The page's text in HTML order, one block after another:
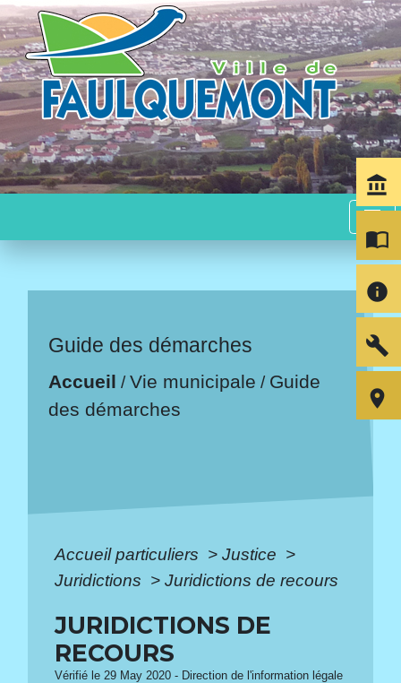
menu
Guide des démarches
Accueil /Vie municipale / Guide
des démarches
Accueil particuliers > Justice >
Juridictions > Juridictions de recours
JURIDICTIONS DE
RECOURS
Vérifié le 29 May 2020 - Direction de l'information légale
account_balance
import_contacts
info
build
room